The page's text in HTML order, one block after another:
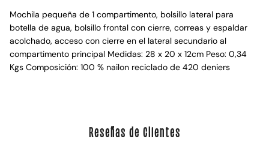
Mochila pequeña de 1 compartimento, bolsillo lateral para
botella de agua, bolsillo frontal con cierre, correas y espaldar
acolchado, acceso con cierre en el lateral secundario al
compartimento principal Medidas: 28 x 20 x 12cm Peso: 0,34
Kgs Composición: 100 % nailon reciclado de 420 deniers
Reseñas de Clientes